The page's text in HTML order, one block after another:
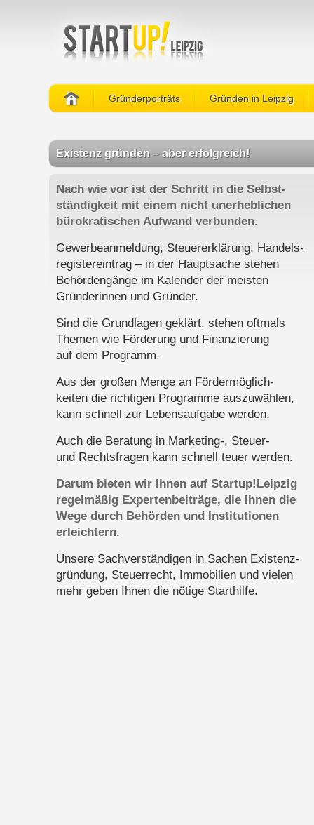
Gründerporträts Gründen in Leipzig
Existenz gründen – aber erfolgreich!
Nach wie vor ist der Schritt in die Selbst-
ständigkeit mit einem nicht unerheblichen
bürokratischen Aufwand verbunden.
Gewerbeanmeldung, Steuererklärung, Handels-
registereintrag – in der Hauptsache stehen
Behördengänge im Kalender der meisten
Gründerinnen und Gründer.
Sind die Grundlagen geklärt, stehen oftmals
Themen wie Förderung und Finanzierung
auf dem Programm.
Aus der großen Menge an Fördermöglich-
keiten die richtigen Programme auszuwählen,
kann schnell zur Lebensaufgabe werden.
Auch die Beratung in Marketing-, Steuer-
und Rechtsfragen kann schnell teuer werden.
Darum bieten wir Ihnen auf Startup!Leipzig
regelmäßig Expertenbeiträge, die Ihnen die
Wege durch Behörden und Institutionen
erleichtern.
Unsere Sachverständigen in Sachen Existenz-
gründung, Steuerrecht, Immobilien und vielen
mehr geben Ihnen die nötige Starthilfe.